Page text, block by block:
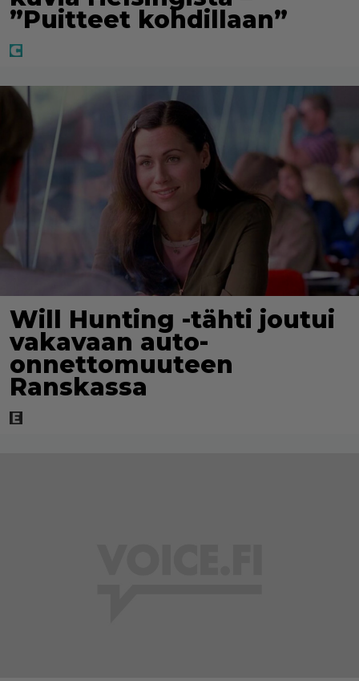
”Puitteet kohdillaan”
Will Hunting -tähti joutui
vakavaan auto-
onnettomuuteen
Ranskassa